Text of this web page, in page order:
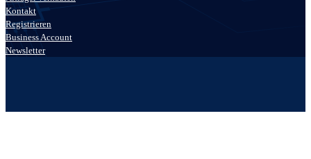
Kontakt
Registrieren
Business Account
Newsletter